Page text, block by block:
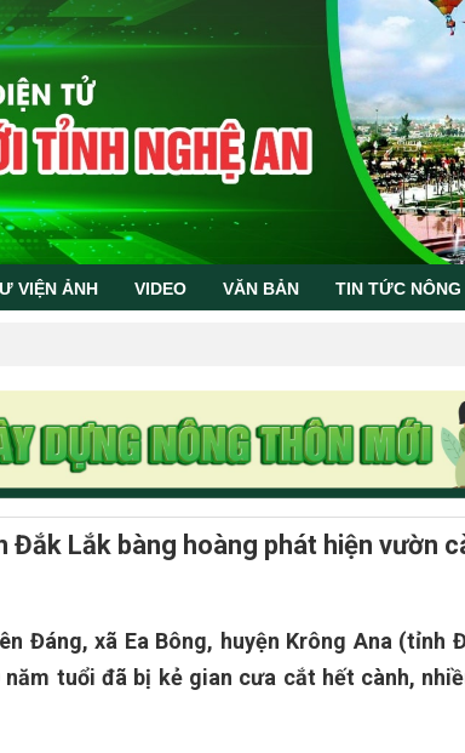
VIỆN ẢNH VIDEO VĂN BẢN TIN TỨC
Lắk bàng hoàng phát hiện vườn
Đáng, xã Ea Bông, huyện Krông Ana (tỉnh
tuổi đã bị kẻ gian cưa cắt hết cành,